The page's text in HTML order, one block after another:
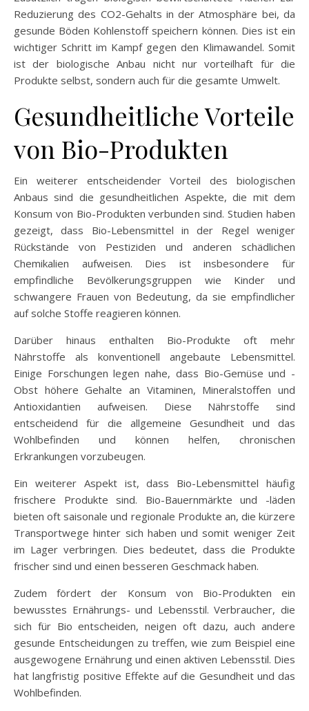
Reduzierung des CO2-Gehalts in der Atmosphäre bei, da
gesunde Böden Kohlenstoff speichern können. Dies ist ein
wichtiger Schritt im Kampf gegen den Klimawandel. Somit
ist der biologische Anbau nicht nur vorteilhaft für die
Produkte selbst, sondern auch für die gesamte Umwelt.
Gesundheitliche Vorteile
von Bio-Produkten
Ein weiterer entscheidender Vorteil des biologischen
Anbaus sind die gesundheitlichen Aspekte, die mit dem
Konsum von Bio-Produkten verbunden sind. Studien haben
gezeigt, dass Bio-Lebensmittel in der Regel weniger
Rückstände von Pestiziden und anderen schädlichen
Chemikalien aufweisen. Dies ist insbesondere für
empfindliche Bevölkerungsgruppen wie Kinder und
schwangere Frauen von Bedeutung, da sie empfindlicher
auf solche Stoffe reagieren können.
Darüber hinaus enthalten Bio-Produkte oft mehr
Nährstoffe als konventionell angebaute Lebensmittel.
Einige Forschungen legen nahe, dass Bio-Gemüse und -
Obst höhere Gehalte an Vitaminen, Mineralstoffen und
Antioxidantien aufweisen. Diese Nährstoffe sind
entscheidend für die allgemeine Gesundheit und das
Wohlbefinden und können helfen, chronischen
Erkrankungen vorzubeugen.
Ein weiterer Aspekt ist, dass Bio-Lebensmittel häufig
frischere Produkte sind. Bio-Bauernmärkte und -läden
bieten oft saisonale und regionale Produkte an, die kürzere
Transportwege hinter sich haben und somit weniger Zeit
im Lager verbringen. Dies bedeutet, dass die Produkte
frischer sind und einen besseren Geschmack haben.
Zudem fördert der Konsum von Bio-Produkten ein
bewusstes Ernährungs- und Lebensstil. Verbraucher, die
sich für Bio entscheiden, neigen oft dazu, auch andere
gesunde Entscheidungen zu treffen, wie zum Beispiel eine
ausgewogene Ernährung und einen aktiven Lebensstil. Dies
hat langfristig positive Effekte auf die Gesundheit und das
Wohlbefinden.